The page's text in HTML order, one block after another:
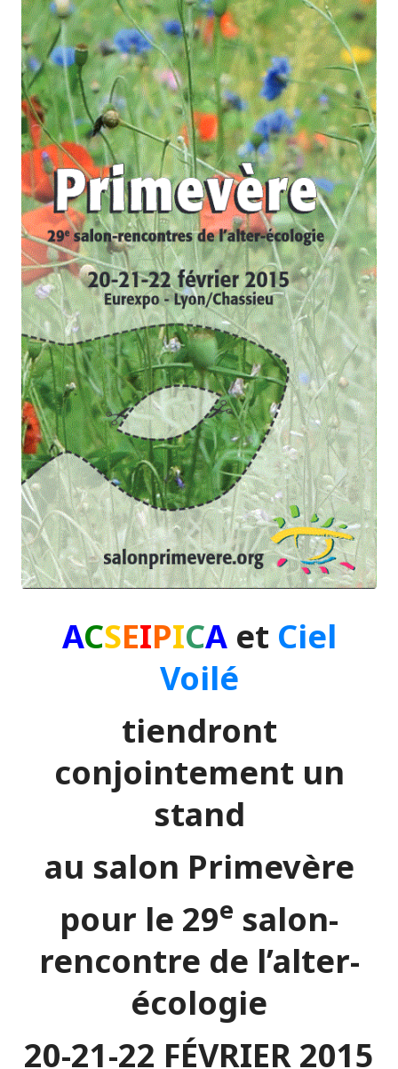
ACSEIPICAet Ciel
Voilé
tiendront
conjointement un
stand
au salon Primevère
pour le 29e salon-
rencontre de l’alter-
écologie
20-21-22 FÉVRIER 2015